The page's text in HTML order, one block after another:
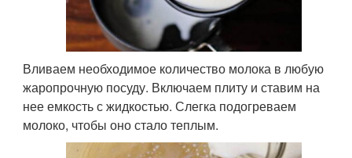
Вливаем необходимое количество молока в любую
жаропрочную посуду. Включаем плиту и ставим на
нее емкость с жидкостью. Слегка подогреваем
молоко, чтобы оно стало теплым.